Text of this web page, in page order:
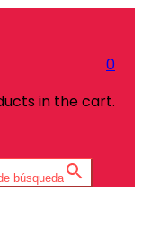
0
in the cart.
búsqueda